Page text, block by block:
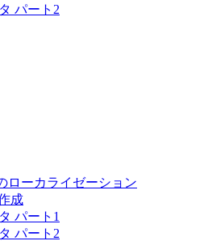
パート2
ローカライゼーション
成
パート1
パート2